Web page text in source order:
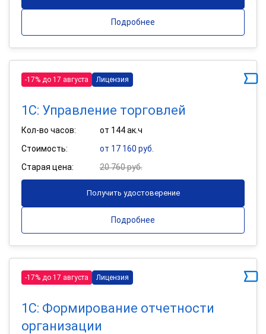
Подробнее
-17% до 17 августа Лицензия
1С: Управление торговлей
Кол-во часов:
от 144 ак.ч
Стоимость:
от 17 160 руб.
Старая цена:
20 760 руб.
Получить удостоверение
Подробнее
-17% до 17 августа Лицензия
1С: Формирование отчетности
организации